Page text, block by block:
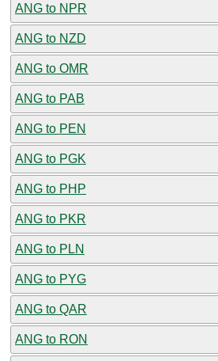
ANG to NPR
ANG to NZD
ANG to OMR
ANG to PAB
ANG to PEN
ANG to PGK
ANG to PHP
ANG to PKR
ANG to PLN
ANG to PYG
ANG to QAR
ANG to RON